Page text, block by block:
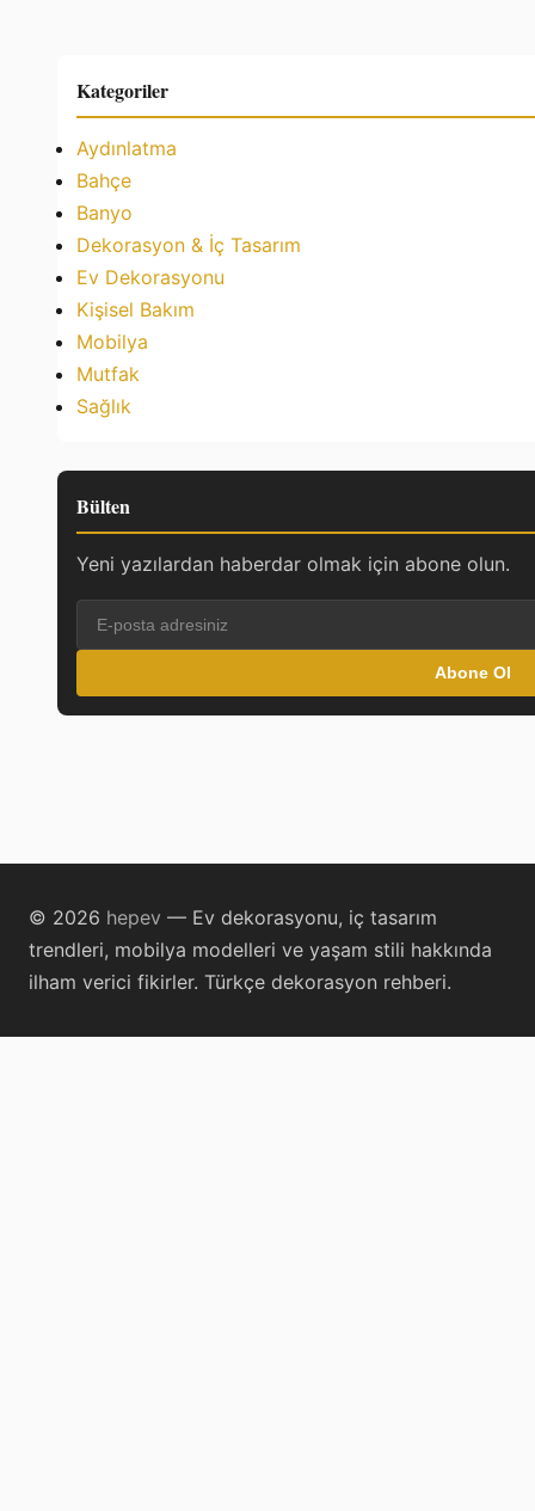
Kategoriler
Aydınlatma
Bahçe
Banyo
Dekorasyon & İç Tasarım
Ev Dekorasyonu
Kişisel Bakım
Mobilya
Mutfak
Sağlık
Bülten
Yeni yazılardan haberdar olmak için abone olun.
Abone Ol
© 2026 hepev — Ev dekorasyonu, iç tasarım
trendleri, mobilya modelleri ve yaşam stili hakkında
ilham verici fikirler. Türkçe dekorasyon rehberi.